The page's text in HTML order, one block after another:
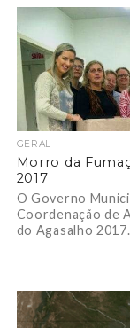
GERAL
Morro da
2017
O Governo
Coordenação de
do Agasalho